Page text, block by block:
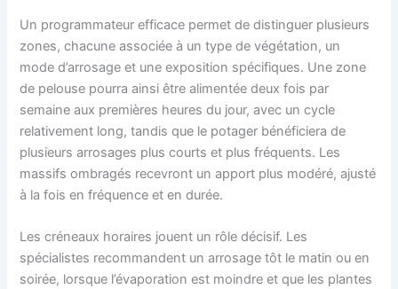
Un programmateur efficace permet de distinguer plusieurs
zones, chacune associée à un type de végétation, un
mode d’arrosage et une exposition spécifiques. Une zone
de pelouse pourra ainsi être alimentée deux fois par
semaine aux premières heures du jour, avec un cycle
relativement long, tandis que le potager bénéficiera de
plusieurs arrosages plus courts et plus fréquents. Les
massifs ombragés recevront un apport plus modéré, ajusté
à la fois en fréquence et en durée.
Les créneaux horaires jouent un rôle décisif. Les
spécialistes recommandent un arrosage tôt le matin ou en
soirée, lorsque l’évaporation est moindre et que les plantes